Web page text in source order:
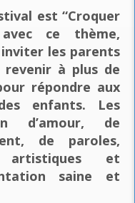
est “Croquer
ce thème,
inviter les parents
à plus de
répondre aux
enfants. Les
d’amour, de
de paroles,
artistiques et
saine et